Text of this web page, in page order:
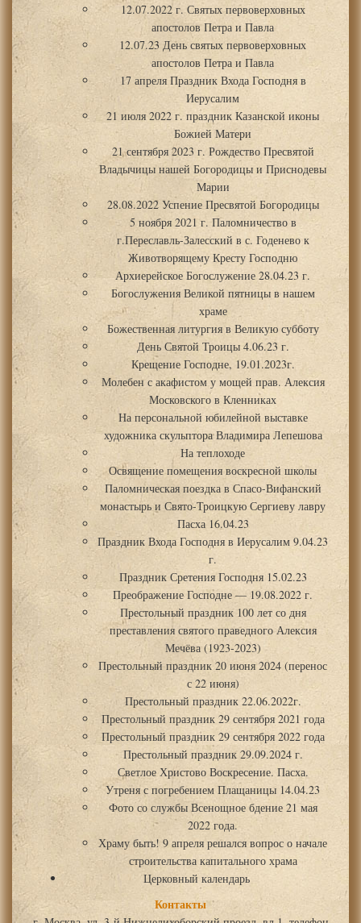
12.07.2022 г. Святых первоверховных
апостолов Петра и Павла
12.07.23 День святых первоверховных
апостолов Петра и Павла
17 апреля Праздник Входа Господня в
Иерусалим
21 июля 2022 г. праздник Казанской иконы
Божией Матери
21 сентября 2023 г. Рождество Пресвятой
Владычицы нашей Богородицы и Приснодевы
Марии
28.08.2022 Успение Пресвятой Богородицы
5 ноября 2021 г. Паломничество в
г.Переславль-Залесский в с. Годенево к
Животворящему Кресту Господню
Архиерейское Богослужение 28.04.23 г.
Богослужения Великой пятницы в нашем
храме
Божественная литургия в Великую субботу
День Святой Троицы 4.06.23 г.
Крещение Господне, 19.01.2023г.
Молебен с акафистом у мощей прав. Алексия
Московского в Кленниках
На персональной юбилейной выставке
художника скульптора Владимира Лепешова
На теплоходе
Освящение помещения воскресной школы
Паломническая поездка в Спасо-Вифанский
монастырь и Свято-Троицкую Сергиеву лавру
Пасха 16.04.23
Праздник Входа Господня в Иерусалим 9.04.23
г.
Праздник Сретения Господня 15.02.23
Преображение Господне — 19.08.2022 г.
Престольный праздник 100 лет со дня
преставления святого праведного Алексия
Мечёва (1923-2023)
Престольный праздник 20 июня 2024 (перенос
с 22 июня)
Престольный праздник 22.06.2022г.
Престольный праздник 29 сентября 2021 года
Престольный праздник 29 сентября 2022 года
Престольный праздник 29.09.2024 г.
Светлое Христово Воскресение. Пасха.
Утреня с погребением Плащаницы 14.04.23
Фото со службы Всенощное бдение 21 мая
2022 года.
Храму быть! 9 апреля решался вопрос о начале
строительства капитального храма
Церковный календарь
Контакты